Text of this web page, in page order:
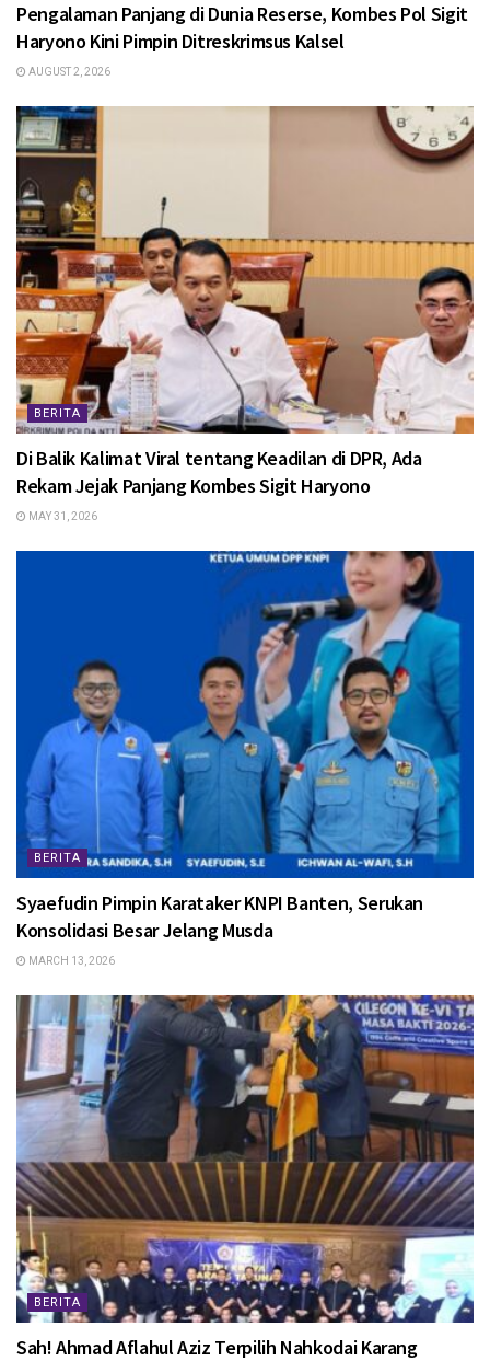
Pengalaman Panjang di Dunia Reserse, Kombes Pol Sigit
Haryono Kini Pimpin Ditreskrimsus Kalsel
AUGUST 2, 2026
BERITA
Di Balik Kalimat Viral tentang Keadilan di DPR, Ada
Rekam Jejak Panjang Kombes Sigit Haryono
MAY 31, 2026
BERITA
Syaefudin Pimpin Karataker KNPI Banten, Serukan
Konsolidasi Besar Jelang Musda
MARCH 13, 2026
BERITA
Sah! Ahmad Aflahul Aziz Terpilih Nahkodai Karang